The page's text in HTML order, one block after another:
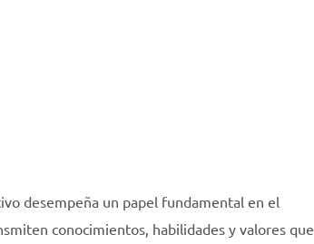
desempeña un papel fundamental en el
conocimientos, habilidades y valores que